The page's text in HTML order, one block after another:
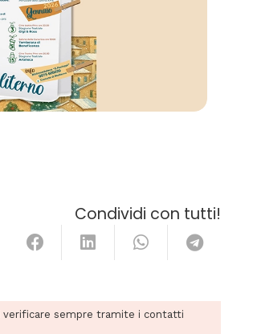
Condividi con tutti!
verificare sempre tramite i contatti